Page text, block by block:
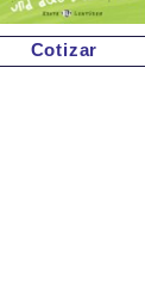
Cotizar